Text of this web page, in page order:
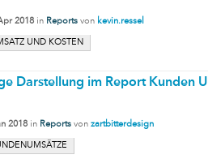
2018 in Reports von kevin.ressel
UND KOSTEN
Darstellung im Report Kunden
2018 in Reports von zartbitterdesign